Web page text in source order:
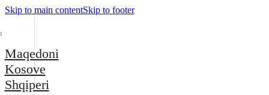
Skip to main contentSkip to footer
Maqedoni
Kosove
Shqiperi